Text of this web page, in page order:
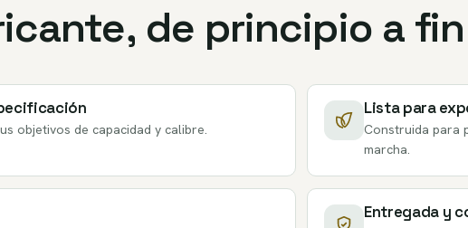
de principio a fin
objetivos de capacidad y calibre.
Lista para
Construida para
marcha.
Entregada y